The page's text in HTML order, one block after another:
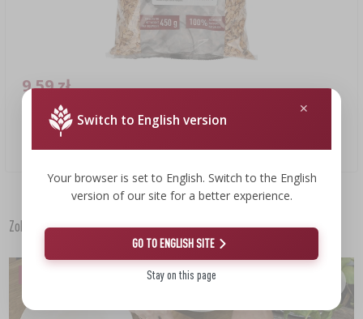
Zrębki do wędzenia/grillowania, olcha, 450 g, kl. 8
9,59 zł
21,31 PLN/kg
Zobacz także
Switch to English version
Your browser is set to English. Switch to the English
version of our site for a better experience.
GO TO ENGLISH SITE
Stay on this page